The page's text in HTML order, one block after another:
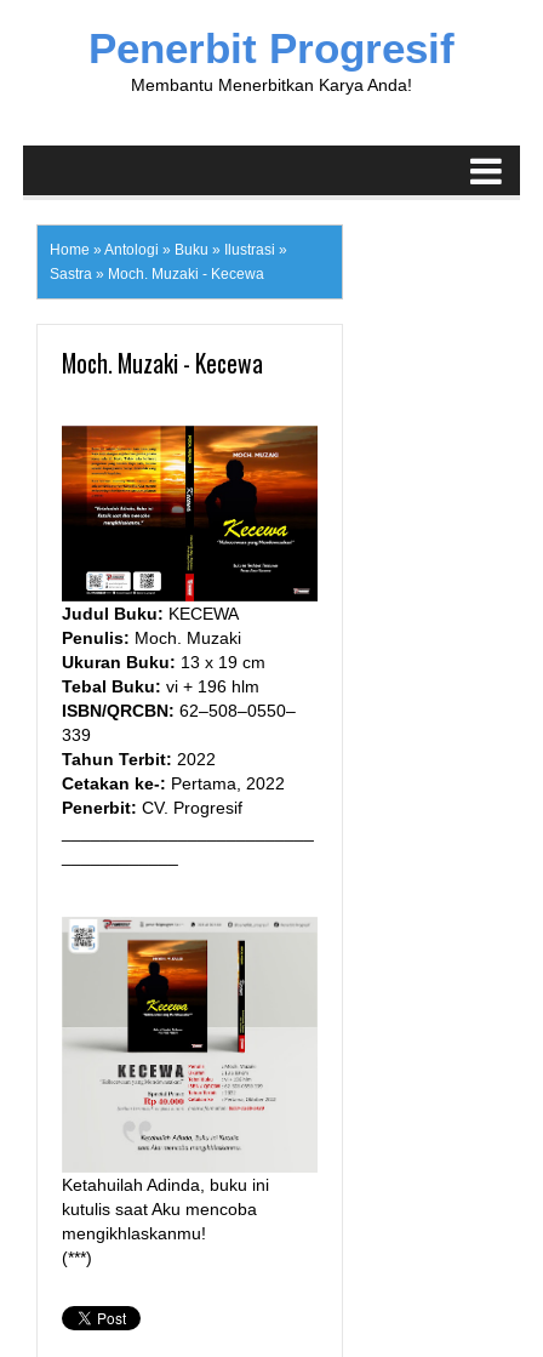
Penerbit Progresif
Membantu Menerbitkan Karya Anda!
Home » Antologi » Buku » Ilustrasi »
Sastra » Moch. Muzaki - Kecewa
Moch. Muzaki - Kecewa
Judul Buku: KECEWA
Penulis: Moch. Muzaki
Ukuran Buku: 13 x 19 cm
Tebal Buku: vi + 196 hlm
ISBN/QRCBN: 62–508–0550–
339
Tahun Terbit: 2022
Cetakan ke-: Pertama, 2022
Penerbit: CV. Progresif
Ketahuilah Adinda, buku ini
kutulis saat Aku mencoba
mengikhlaskanmu!
(***)